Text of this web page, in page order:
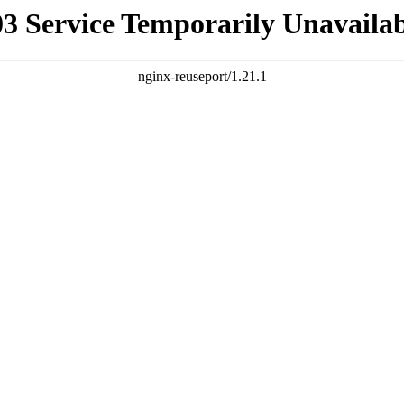
Service Temporarily
nginx-reuseport/1.21.1